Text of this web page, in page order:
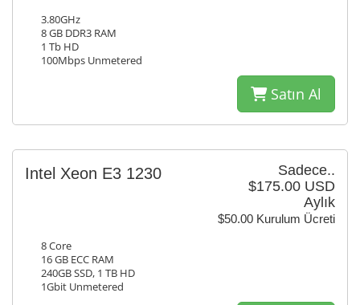
3.80GHz
8 GB DDR3 RAM
1 Tb HD
100Mbps Unmetered
Satın Al
Sadece..
$175.00 USD
Aylık
$50.00 Kurulum Ücreti
Intel Xeon E3 1230
8 Core
16 GB ECC RAM
240GB SSD, 1 TB HD
1Gbit Unmetered